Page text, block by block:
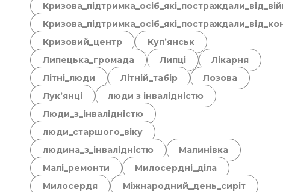
Кризовий_центр
Купʼянськ
Липецька_громада
Липці
Лікарня
Літні_люди
Літній_табір
Лозова
Лукʼянці
люди з інвалідністю
Люди_з_інвалідністю
люди_старшого_віку
людина_з_інвалідністю
Малинівка
Малі_ремонти
Милосердні_діла
Милосердя
Міжнародний_день_сиріт